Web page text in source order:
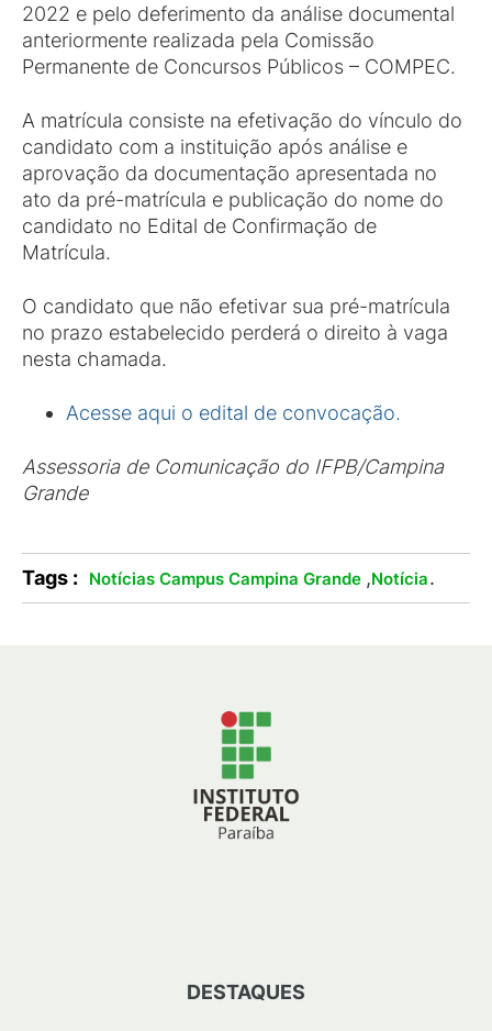
2022 e pelo deferimento da análise documental
anteriormente realizada pela Comissão
Permanente de Concursos Públicos – COMPEC.
A matrícula consiste na efetivação do vínculo do
candidato com a instituição após análise e
aprovação da documentação apresentada no
ato da pré-matrícula e publicação do nome do
candidato no Edital de Confirmação de
Matrícula.
O candidato que não efetivar sua pré-matrícula
no prazo estabelecido perderá o direito à vaga
nesta chamada.
Acesse aqui o edital de convocação.
Assessoria de Comunicação do IFPB/Campina
Grande
Tags : Notícias Campus Campina Grande ,Notícia.
DESTAQUES